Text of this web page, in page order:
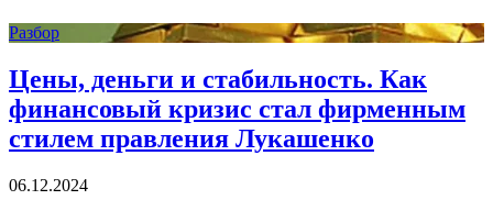
Разбор
Цены, деньги и стабильность. Как
финансовый кризис стал фирменным
стилем правления Лукашенко
06.12.2024